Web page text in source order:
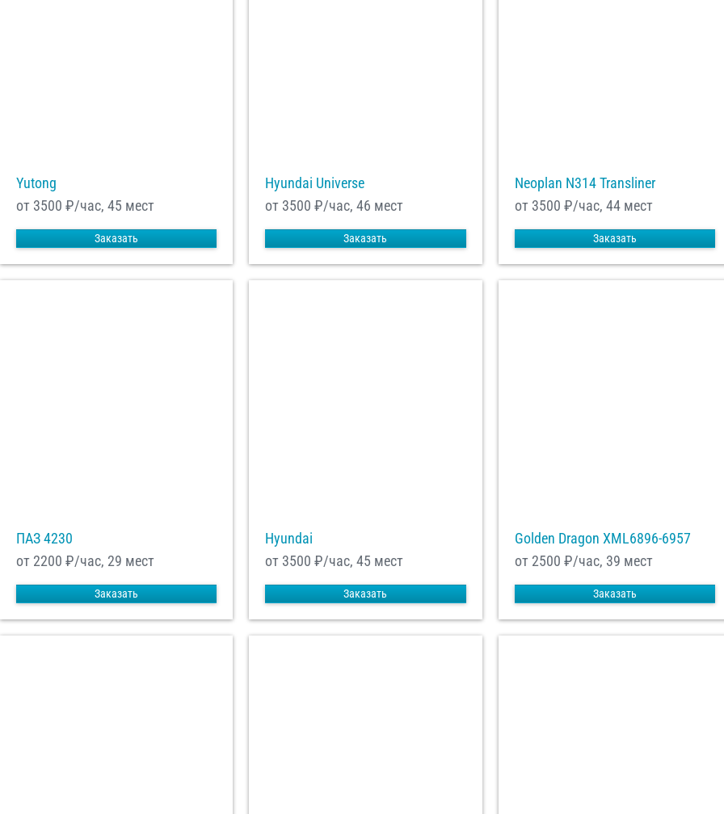
Yutong
от 3500 ₽/час, 45 мест
Заказать
Hyundai Universe
от 3500 ₽/час, 46 мест
Заказать
Neoplan N314 Transliner
от 3500 ₽/час, 44 мест
Заказать
ПАЗ 4230
от 2200 ₽/час, 29 мест
Заказать
Hyundai
от 3500 ₽/час, 45 мест
Заказать
Golden Dragon XML6896-6957
от 2500 ₽/час, 39 мест
Заказать